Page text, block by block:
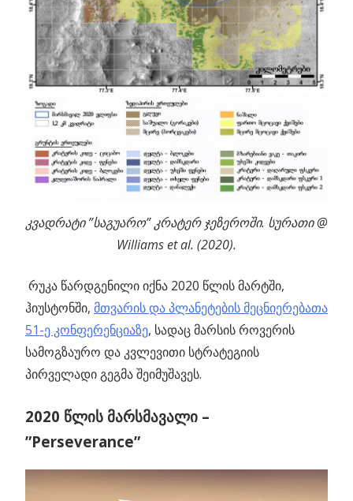
კვადრატი ”საგუარო” კრატერ ჯეზეროში. სურათი @
Williams et al. (2020).
რუკა წარდგენილი იქნა 2020 წლის მარტში,
ჰიუსტონში, მთვარის და პლანეტების მეცნიერებათა
51-ე კონფერენციაზე, სადაც მარსის როვერის
სამოგზაურო და კვლევითი სტრატეგიის
პირველადი გეგმა შეიმუშავეს.
2020 წლის მარსმავალი –
”Perseverance”